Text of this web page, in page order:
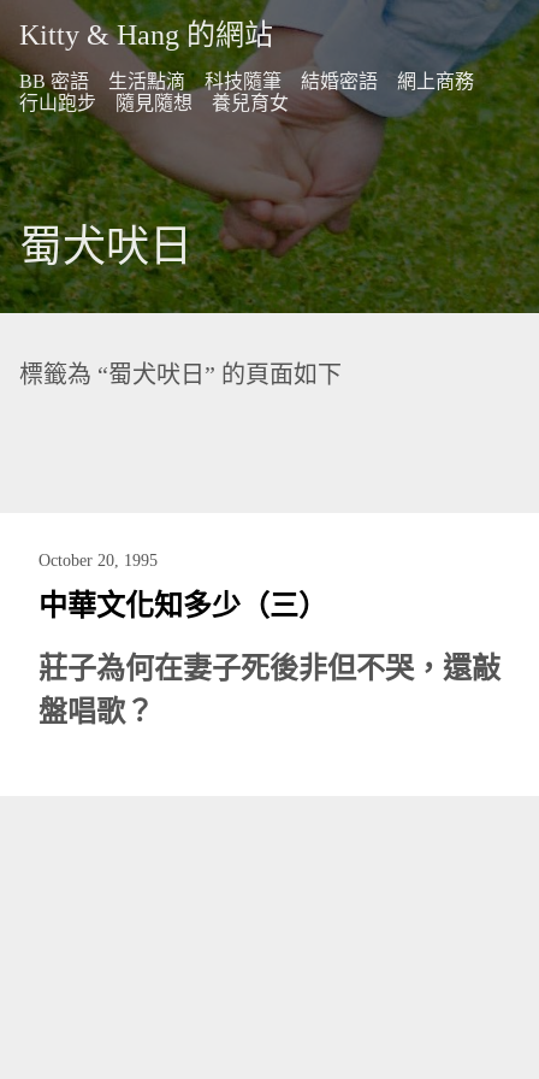
Kitty & Hang 的網站
BB 密語 生活點滴 科技隨筆 結婚密語
網上商務
行山跑步
隨見隨想 養兒育女
蜀犬吠日
標籤為 “蜀犬吠日” 的頁面如下
October 20, 1995
中華文化知多少（三）
莊子為何在妻子死後非但不哭，還敲
盤唱歌？